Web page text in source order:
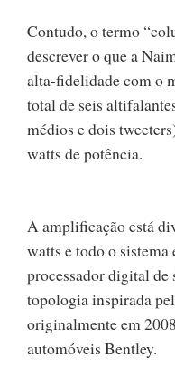
Contudo, o termo
descrever o que a
alta-fidelidade com o
total de seis
médios e dois
watts de potência.
A amplificação está
watts e todo o
processador digital
topologia inspirada
originalmente em
automóveis Bentley.